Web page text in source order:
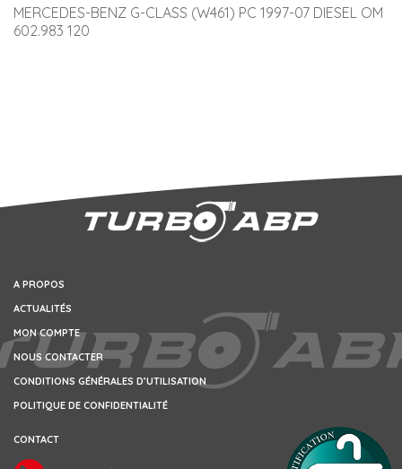
MERCEDES-BENZ G-CLASS (W461) PC 1997-07 DIESEL OM
602.983 120
A PROPOS
ACTUALITÉS
MON COMPTE
NOUS CONTACTER
CONDITIONS GÉNÉRALES D’UTILISATION
POLITIQUE DE CONFIDENTIALITÉ
CONTACT